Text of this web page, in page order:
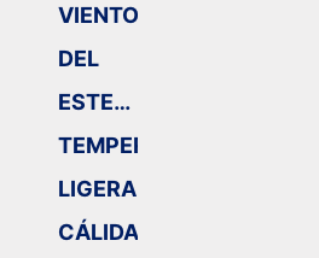
VIENTO
DEL
ESTE…
TEMPERATURAS
LIGERAMENTE
CÁLIDAS